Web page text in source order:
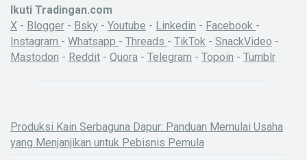
Ikuti Tradingan.com
X - Blogger - Bsky - Youtube - Linkedin - Facebook -
Instagram - Whatsapp - Threads - TikTok - SnackVideo -
Mastodon - Reddit - Quora - Telegram - Topoin - Tumblr
Produksi Kain Serbaguna Dapur: Panduan Memulai Usaha
yang Menjanjikan untuk Pebisnis Pemula